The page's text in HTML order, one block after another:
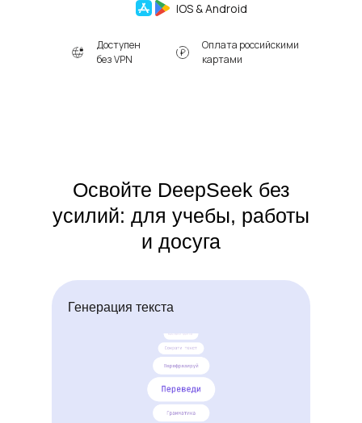
Оплата российскими
картами
IOS & Android
Доступен
без VPN
Генерация текста
Освойте DeepSeek без
усилий: для учебы, работы
и досуга